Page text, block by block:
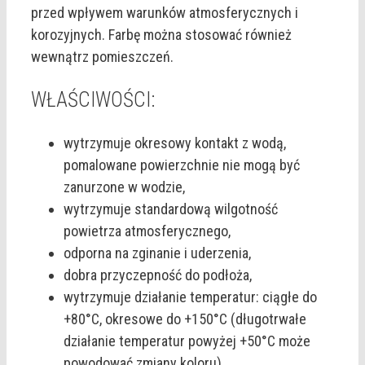
przed wpływem warunków atmosferycznych i
korozyjnych. Farbę można stosować również
wewnątrz pomieszczeń.
WŁAŚCIWOŚCI:
wytrzymuje okresowy kontakt z wodą,
pomalowane powierzchnie nie mogą być
zanurzone w wodzie,
wytrzymuje standardową wilgotność
powietrza atmosferycznego,
odporna na zginanie i uderzenia,
dobra przyczepność do podłoża,
wytrzymuje działanie temperatur: ciągłe do
+80°C, okresowe do +150°C (długotrwałe
działanie temperatur powyżej +50°C może